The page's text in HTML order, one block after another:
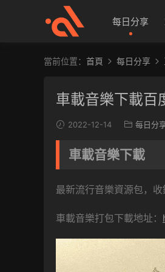
每日分享
當前位置： 首頁 每日分享
車載音樂下載百
2022-12-14 每日分
車載音樂下載
最新流行音樂資源包，
車載音樂打包下載地址：